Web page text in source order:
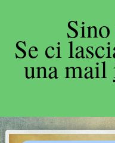
Se ci
una mail